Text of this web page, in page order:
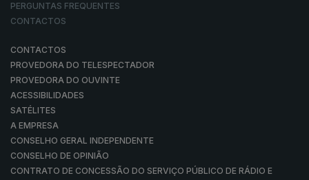
PERGUNTAS FREQUENTES
CONTACTOS
CONTACTOS
PROVEDORA DO TELESPECTADOR
PROVEDORA DO OUVINTE
ACESSIBILIDADES
SATÉLITES
A EMPRESA
CONSELHO GERAL INDEPENDENTE
CONSELHO DE OPINIÃO
CONTRATO DE CONCESSÃO DO SERVIÇO PÚBLICO DE RÁDIO E